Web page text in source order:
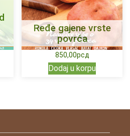
Ređe gajene vrste
povrća
850,00рсд
Dodaj u korpu